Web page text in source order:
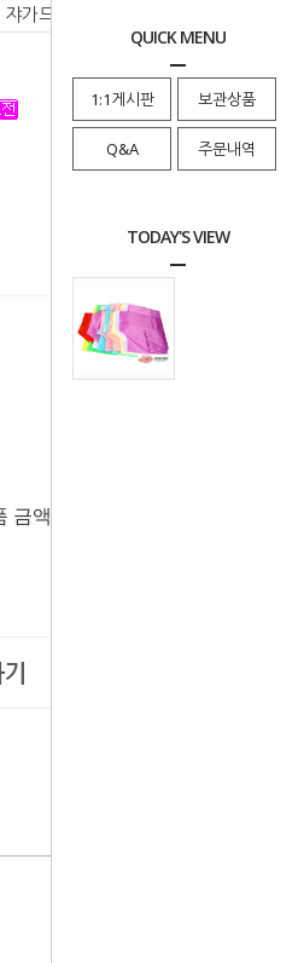
QUICK MENU
1:1게시판 보관상품
Q&A 주문내역
TODAY'S VIEW
쟈가드
금액